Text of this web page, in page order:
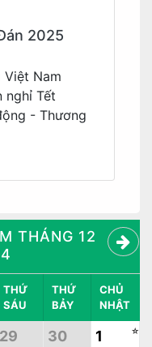
2025
Việt Nam
nghỉ Tết
- Thương
THÁNG 12
THỨ
SÁU
THỨ
BẢY
CHỦ
NHẬT
29 30 1 ☆